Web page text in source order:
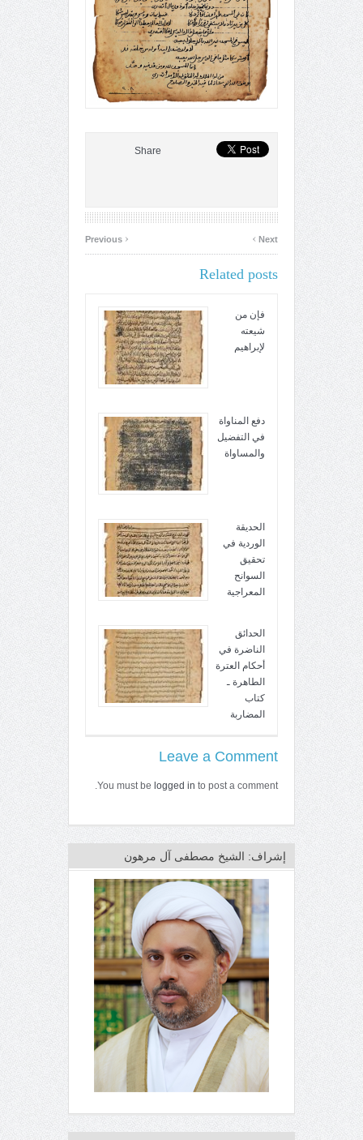
Share
‹ Next
›
Related posts
فإن من
شيعته
لإبراهيم
دفع المناواة
في التفضيل
والمساواة
الحديقة
الوردية في
تحقيق
السوانح
المعراجية
الحدائق
الناضرة في
أحكام العترة
الطاهرة ـ
كتاب
المضاربة
Leave a Comment
You must be logged in to post a comment.
إشراف: الشيخ مصطفى آل مرهون